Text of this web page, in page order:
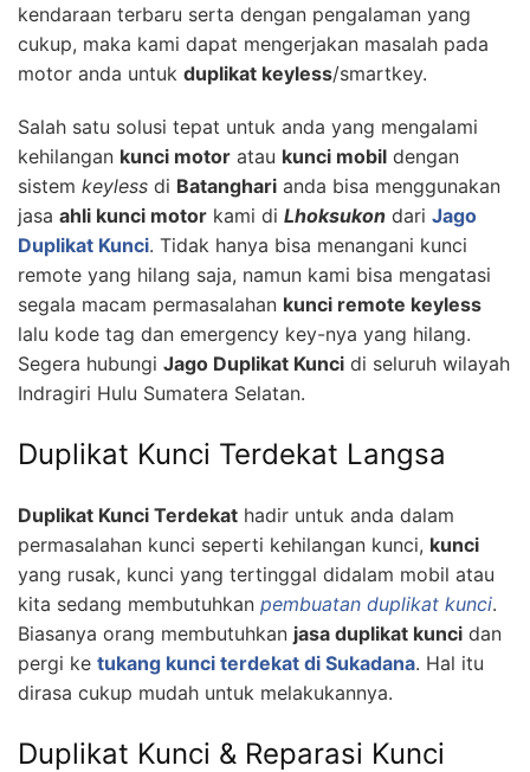
kendaraan terbaru serta dengan pengalaman yang
cukup, maka kami dapat mengerjakan masalah pada
motor anda untuk duplikat keyless/smartkey.
Salah satu solusi tepat untuk anda yang mengalami
kehilangan kunci motor atau kunci mobil dengan
sistem keyless di Batanghari anda bisa menggunakan
jasa ahli kunci motor kami di Lhoksukon dari Jago
Duplikat Kunci. Tidak hanya bisa menangani kunci
remote yang hilang saja, namun kami bisa mengatasi
segala macam permasalahan kunci remote keyless
lalu kode tag dan emergency key-nya yang hilang.
Segera hubungi Jago Duplikat Kunci di seluruh wilayah
Indragiri Hulu Sumatera Selatan.
Duplikat Kunci Terdekat Langsa
Duplikat Kunci Terdekat hadir untuk anda dalam
permasalahan kunci seperti kehilangan kunci, kunci
yang rusak, kunci yang tertinggal didalam mobil atau
kita sedang membutuhkan pembuatan duplikat kunci.
Biasanya orang membutuhkan jasa duplikat kunci dan
pergi ke tukang kunci terdekat di Sukadana. Hal itu
dirasa cukup mudah untuk melakukannya.
Duplikat Kunci & Reparasi Kunci